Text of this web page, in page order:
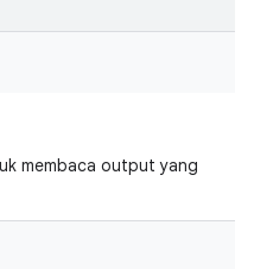
membaca output yang